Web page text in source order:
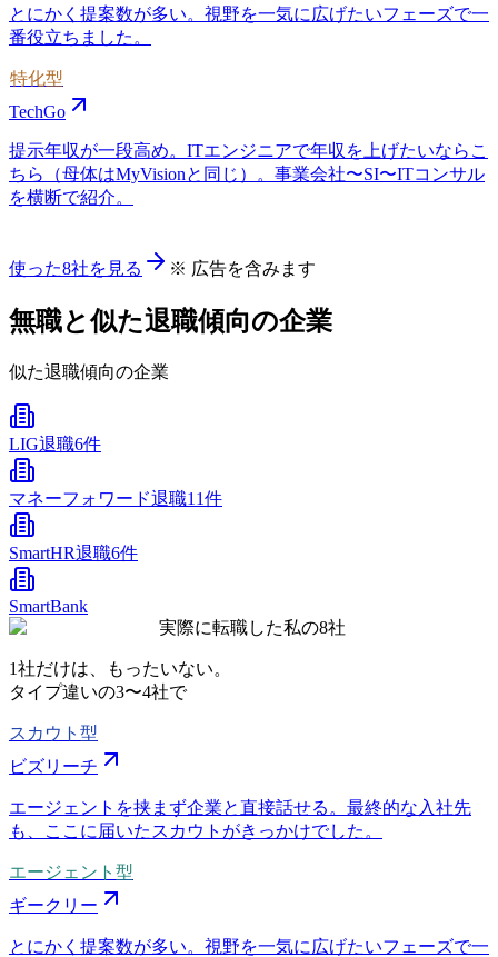
とにかく提案数が多い。視野を一気に広げたいフェーズで一
番役立ちました。
特化型
TechGo
提示年収が一段高め。ITエンジニアで年収を上げたいならこ
ちら（母体はMyVisionと同じ）。事業会社〜SI〜ITコンサル
を横断で紹介。
使った8社を見る ※ 広告を含みます
無職と似た退職傾向の企業
似た退職傾向の企業
LIG退職6件
マネーフォワード退職11件
SmartHR退職6件
SmartBank
実際に転職した私の8社
1社だけは、もったいない。
タイプ違いの3〜4社で
スカウト型
ビズリーチ
エージェントを挟まず企業と直接話せる。最終的な入社先
も、ここに届いたスカウトがきっかけでした。
エージェント型
ギークリー
とにかく提案数が多い。視野を一気に広げたいフェーズで一